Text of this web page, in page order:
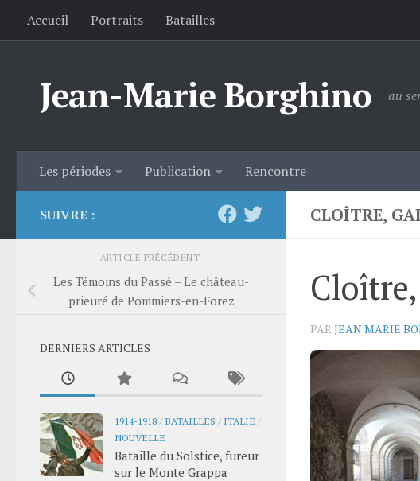
Skip to content
Accueil Portraits Batailles
Jean-Marie Borghino au
Les périodes Publication Rencontre
CLOÎTRE,
PAR JEAN MARIE
SUIVRE :
ARTICLE PRÉCÉDENT
Les Témoins du Passé – Le château-
prieuré de Pommiers-en-Forez
DERNIERS ARTICLES
1914-1918 / BATAILLES / ITALIE /
NOUVELLE
Bataille du Solstice, fureur
sur le Monte Grappa